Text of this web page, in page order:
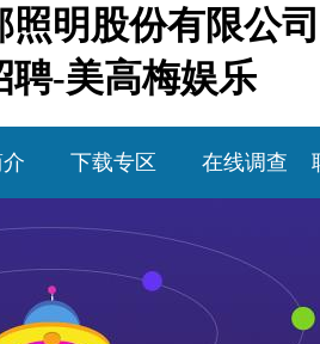
明股份有限公司
聘-美高梅娱乐
下载专区 在线调查